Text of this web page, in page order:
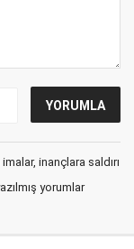
inançlara saldırı
yorumlar